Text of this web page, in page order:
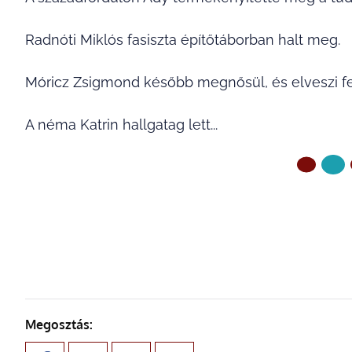
Radnóti Miklós fasiszta építőtáborban halt meg.
Móricz Zsigmond később megnősül, és elveszi
A néma Katrin hallgatag lett...
Megosztás: